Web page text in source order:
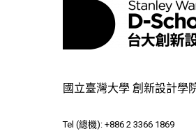
國立臺灣大學 創新設計學
Tel (總機): +886 2 3366 1869